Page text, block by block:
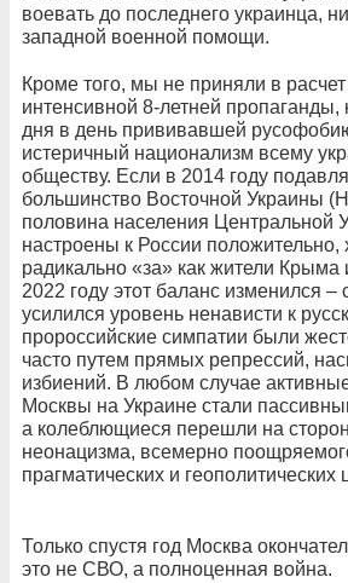
воевать до последнего украинца,
западной военной помощи.
Кроме того, мы не приняли в
интенсивной 8-летней пропаганды,
дня в день прививавшей
истеричный национализм всему
обществу. Если в 2014 году
большинство Восточной Украины
половина населения Центральной
настроены к России положительно,
радикально «за» как жители Крыма
2022 году этот баланс изменился –
усилился уровень ненависти к
пророссийские симпатии были
часто путем прямых репрессий,
избиений. В любом случае
Москвы на Украине стали
а колеблющиеся перешли на
неонацизма, всемерно
прагматических и геополитических
Только спустя год Москва
это не СВО, а полноценная война.